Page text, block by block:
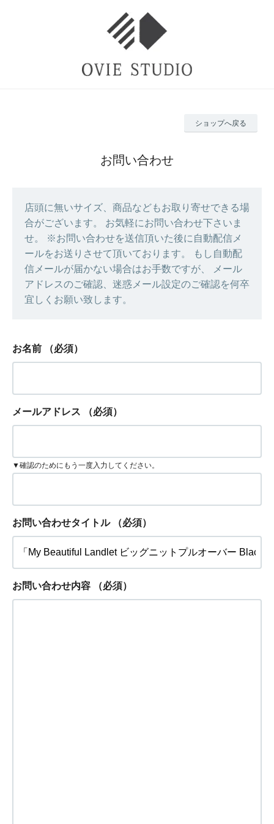
ショップへ戻る
お問い合わせ
店頭に無いサイズ、商品などもお取り寄せできる場
合がございます。 お気軽にお問い合わせ下さいま
せ。 ※お問い合わせを送信頂いた後に自動配信メ
ールをお送りさせて頂いております。 もし自動配
信メールが届かない場合はお手数ですが、 メール
アドレスのご確認、迷惑メール設定のご確認を何卒
宜しくお願い致します。
お名前 （必須）
メールアドレス （必須）
▼確認のためにもう一度入力してください。
お問い合わせタイトル （必須）
お問い合わせ内容 （必須）